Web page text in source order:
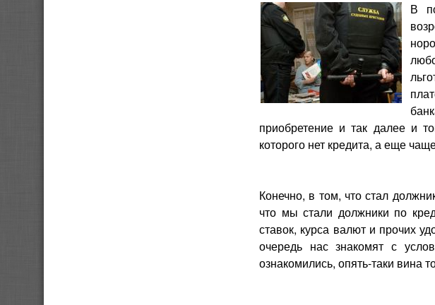
В
приобретение и так далее и
которого нет кредита, а еще
Конечно, в том, что стал
что мы стали должники по
ставок, курса валют и прочих
очередь нас знакомят с
ознакомились, опять-таки вина